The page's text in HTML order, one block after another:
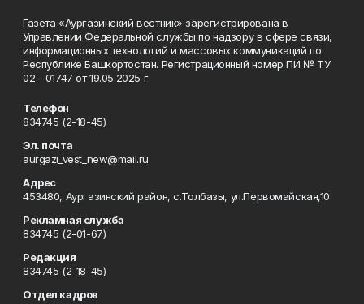
Газета «Аургазинский вестник» зарегистрирована в
Управлении Федеральной службы по надзору в сфере связи,
информационных технологий и массовых коммуникаций по
Республике Башкортостан. Регистрационный номер ПИ № ТУ
02 - 01747 от 19.05.2025 г.
Телефон
834745 (2-18-45)
Эл. почта
aurgazi_vest_new@mail.ru
Адрес
453480, Аургазинский район, с.Толбазы, ул.Первомайская,10
Рекламная служба
834745 (2-01-67)
Редакция
834745 (2-18-45)
Отдел кадров